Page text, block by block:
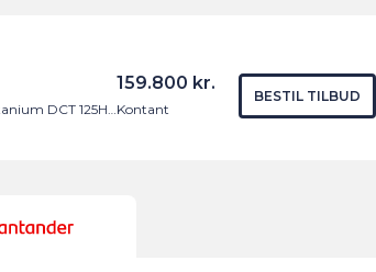
1,0 EcoBoost Titanium DCT 125HK 5d 7g Aut.
159.800 kr.
Kontant
BESTIL TILBUD